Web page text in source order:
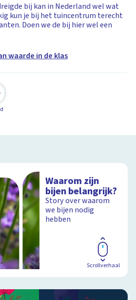
bij kan in Nederland wel wat
kun je bij het tuincentrum terecht
Doen we de bij hier wel een
waarde in de klas
Waarom zijn
bijen belangrijk?
Story over waarom
we bijen nodig
hebben
Scrollverhaal